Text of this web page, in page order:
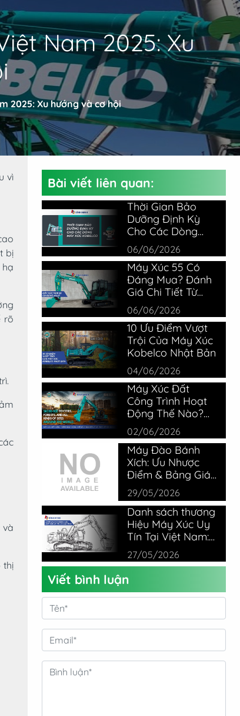
Nam 2025: Xu
2025: Xu hướng và cơ hội
vì
bị
rõ
và
thị
Bài viết liên quan:
Thời Gian Bảo
Dưỡng Định Kỳ
Cho Các Dòng
Máy Xúc Kobelco
06/06/2026
Máy Xúc 55 Có
Đáng Mua? Đánh
Giá Chi Tiết Từ
Thiết Bị Bình Minh
06/06/2026
10 Ưu Điểm Vượt
Trội Của Máy Xúc
Kobelco Nhật Bản
04/06/2026
Máy Xúc Đất
Công Trình Hoạt
Động Thế Nào?
Cấu Tạo &
Nguyên Lý
02/06/2026
Máy Đào Bánh
Xích: Ưu Nhược
Điểm & Bảng Giá
Kobelco Mới Nhất
29/05/2026
Danh sách thương
Hiệu Máy Xúc Uy
Tín Tại Việt Nam:
Đánh Giá Thực Tế
Từ Chuyên Gia
27/05/2026
Viết bình luận